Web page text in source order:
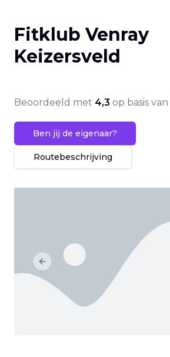
Fitklub Venray
Keizersveld
Beoordeeld met 4,3 op basis van
Ben jij de eigenaar?
Routebeschrijving
Previous slide